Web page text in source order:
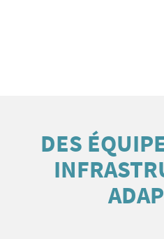
DES